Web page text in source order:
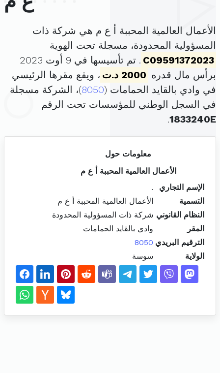
الأعمال العالمية المحببة أ ع م هي شركة ذات
المسؤولية المحدودة، مسجلة تحت الهوية
C09591372023
. تم تأسيسها في 9 أوت 2023
برأس مال قدره 2000 د.ت
، ويقع مقرها الرئيسي
في وادي بالقايد الحمامات (8050)، الشركة مسجلة
في السجل الوطني للمؤسسات تحت الرقم
1833240E
.
معلومات حول
الأعمال العالمية المحببة أ ع م
الإسم التجاري
.
التسمية
الأعمال العالمية المحببة أ ع م
النظام القانوني شركة ذات المسؤولية المحدودة
المقر
وادي بالقايد الحمامات
الترقيم البريدي 8050
الولاية
سوسة